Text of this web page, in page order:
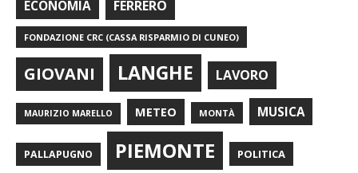
ECONOMIA FERRERO
FONDAZIONE CRC (CASSA RISPARMIO DI CUNEO)
GIOVANI LANGHE LAVORO
MAURIZIO MARELLO METEO MONTÀ MUSICA
PALLAPUGNO PIEMONTE POLITICA